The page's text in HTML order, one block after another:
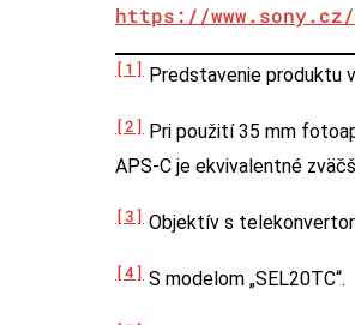
https://
[1] Predstavenie produktu
[2] Pri použití 35 mm
APS-C je ekvivalentné
[3] Objektív s
[4] S modelom „SEL20TC“.